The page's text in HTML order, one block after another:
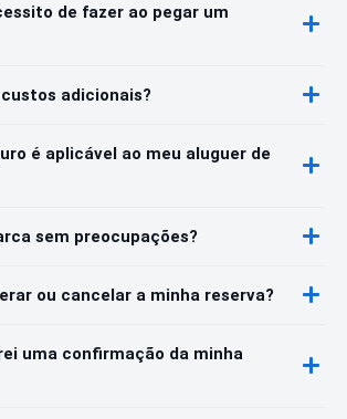
de fazer ao pegar um
adicionais?
é aplicável ao meu aluguer de
sem preocupações?
ou cancelar a minha reserva?
uma confirmação da minha